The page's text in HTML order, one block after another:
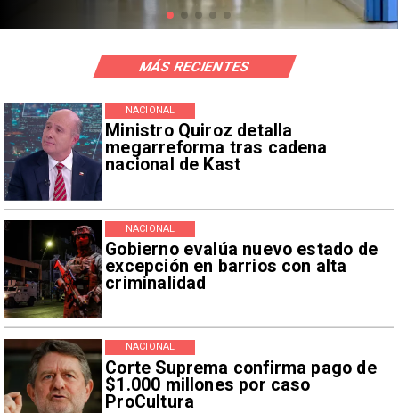
Ministro Quiroz detalla
megarreforma tras cadena
nacional de Kast
NACIONAL
Gobierno evalúa nuevo estado de
excepción en barrios con alta
criminalidad
NACIONAL
Corte Suprema confirma pago de
$1.000 millones por caso
ProCultura
NACIONAL
MÁS RECIENTES